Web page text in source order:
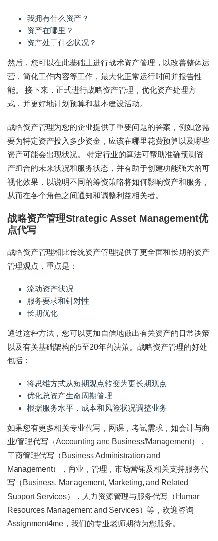
我拥有什么资产？
资产在哪里？
资产处于什么状况？
然后，您可以在此基础上进行战术资产管理，以改善整体运
营，简化工作内容等工作，最大化正常运行时间并报告性
能。 接下来，正式进行战略资产管理，优化资产处理方
式，并更好地计划预算和基本建设活动。
战略资产管理为您的企业提供了重要问题的答案，例如您需
要为特定资产投入多少资金，应该在哪里花费预算以及哪些
资产可能会出现状况。 特定行业的算法可帮助准确预测资
产组合的未来状况和服务状态，并有助于创建功能强大的可
视化效果，以说明不同的筹资策略将如何影响资产和服务，
从而在各个角色之间通知和调整利益相关者。
战略资产管理Strategic Asset Management优
点代写
战略资产管理相比传统资产管理提供了更全面和长期的资产
管理观点，重点是：
流动资产状况
服务要求和针对性
长期优化
通过这种方法，您可以更加自信地做出有关资产的日常决策
以及有关基础架构的5至20年的决策。战略资产管理的好处
包括：
将思维方式从短期观点转变为更长期观点
优化总资产生命周期管理
根据服务水平，成本和风险状况调整业务
如果您有更多相关专业代写，网课，考试需求，如会计与商
业/管理代写（Accounting and Business/Management），
工商管理代写（Business Administration and
Management），商业，管理，市场营销及相关支持服务代
写（Business, Management, Marketing, and Related
Support Services），人力资源管理与服务代写（Human
Resources Management and Services）等，欢迎咨询
Assignment4me，我们的专业老师期待为您服务。